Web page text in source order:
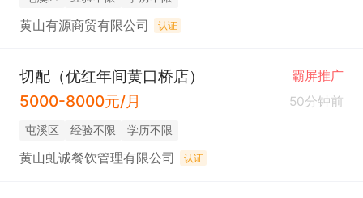
黄山有源商贸有限公司 认证
切配（优红年间黄口桥店） 霸屏推广
5000-8000元/月 50分钟前
屯溪区 经验不限 学历不限
黄山虬诚餐饮管理有限公司 认证